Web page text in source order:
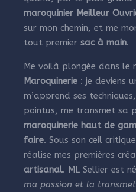
maroquinier Meilleur
sur mon chemin, et me
tout premier sac à main.
Me voilà plongée dans le
Maroquinerie : je deviens
m’apprend ses
pointus, me transmet sa
maroquinerie haut de
faire. Sous son œil
réalise mes premières
artisanal. ML Sellier est
ma passion et la